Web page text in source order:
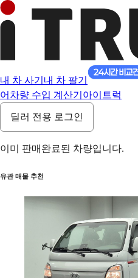
내 차 사기 내 차 팔기
어 차량 수입 계산기 아이트럭
딜러 전용 로그인
이미 판매완료된 차량입니다.
유관 매물 추천